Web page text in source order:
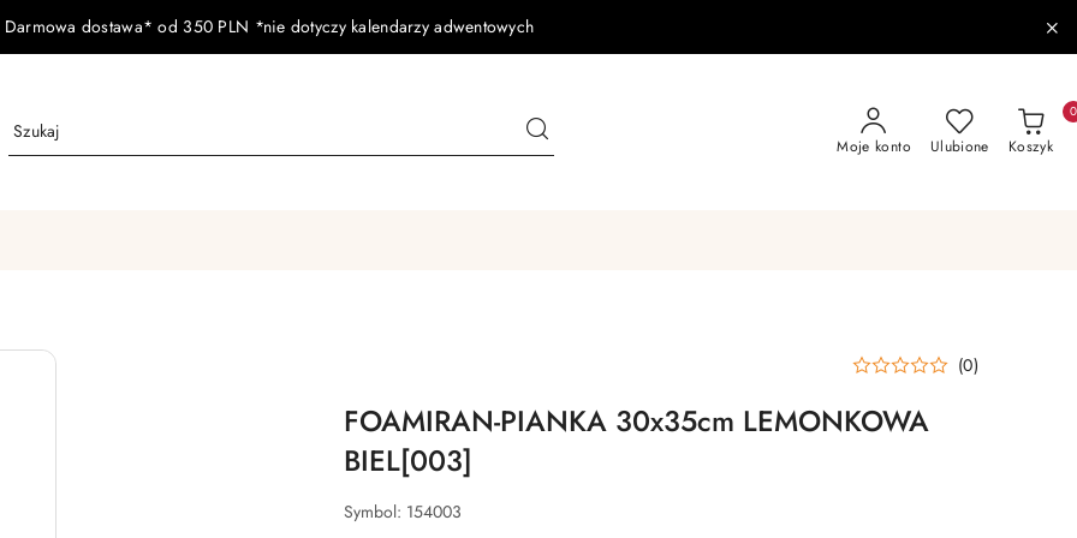
Darmowa dostawa* od 350 PLN *nie dotyczy kalendarzy adwentowych
Moje konto Ulubione Koszyk
0
(0)
FOAMIRAN-PIANKA 30x35cm LEMONKOWA
BIEL[003]
Symbol: 154003